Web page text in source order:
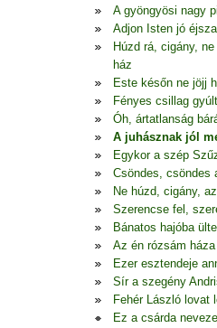
A gyöngyösi nagy
Adjon Isten jó
Húzd rá, cigány,
ház
Este későn ne jöjj
Fényes csillag
Óh, ártatlanság
A juhásznak jól
Egykor a szép
Csöndes, csöndes
Ne húzd, cigány,
Szerencse fel,
Bánatos hajóba
Az én rózsám
Ezer esztendeje
Sír a szegény
Fehér László lovat
Ez a csárda